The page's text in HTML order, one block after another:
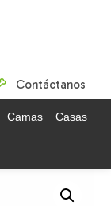
Contáctanos
Camas Casas